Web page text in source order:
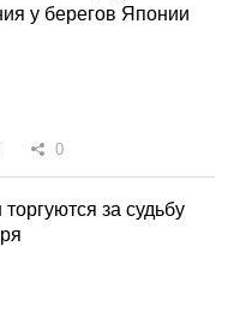
у берегов Японии
0
за судьбу